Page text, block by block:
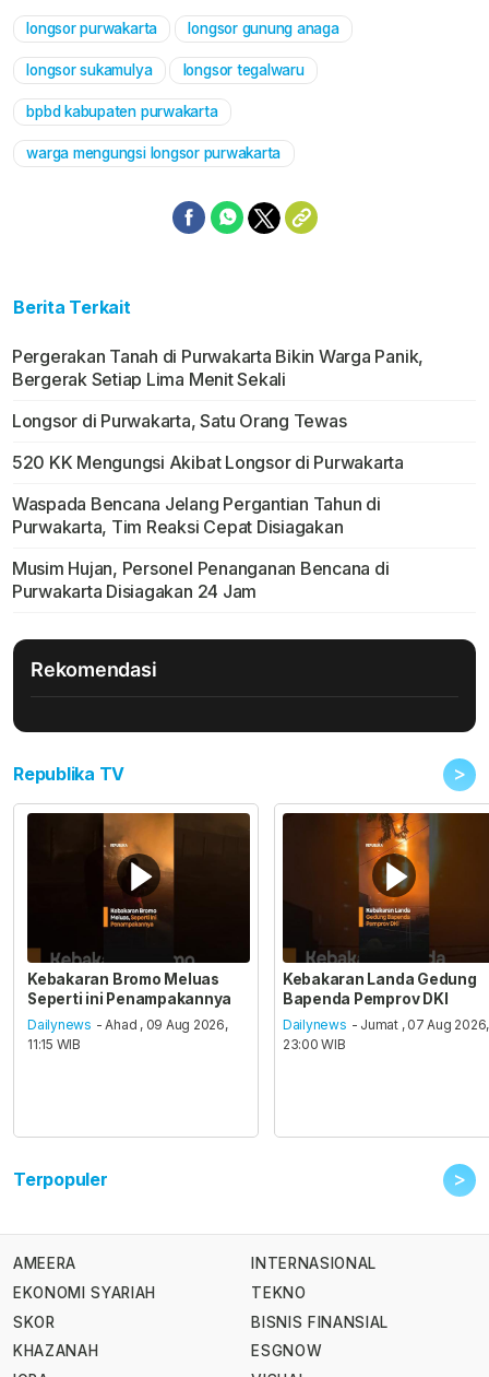
longsor purwakarta longsor gunung anaga
longsor sukamulya longsor tegalwaru
bpbd kabupaten purwakarta
warga mengungsi longsor purwakarta
Berita Terkait
Pergerakan Tanah di Purwakarta Bikin Warga Panik,
Bergerak Setiap Lima Menit Sekali
Longsor di Purwakarta, Satu Orang Tewas
520 KK Mengungsi Akibat Longsor di Purwakarta
Waspada Bencana Jelang Pergantian Tahun di
Purwakarta, Tim Reaksi Cepat Disiagakan
Musim Hujan, Personel Penanganan Bencana di
Purwakarta Disiagakan 24 Jam
Rekomendasi
Republika TV >
Kebakaran Bromo Meluas
Seperti ini Penampakannya
Dailynews - Ahad , 09 Aug 2026,
11:15 WIB
Kebakaran Landa Gedung
Bapenda Pemprov DKI
Dailynews - Jumat , 07 Aug 2026,
23:00 WIB
Terpopuler >
AMEERA
EKONOMI SYARIAH
SKOR
KHAZANAH
INTERNASIONAL
TEKNO
BISNIS FINANSIAL
ESGNOW